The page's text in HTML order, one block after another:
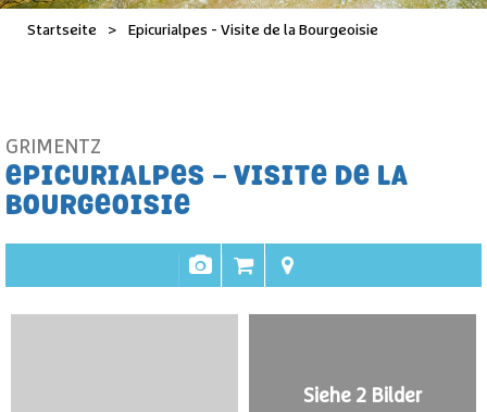
Startseite > Epicurialpes - Visite de la Bourgeoisie
EPICURIALPES - VISITE DE LA
BOURGEOISIE
GRIMENTZ
Siehe 2 Bilder